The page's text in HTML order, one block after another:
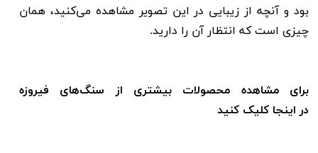
بود و آنچه از زیبایی در این تصویر مشاهده می‌کنید، همان
چیزی است که انتظار آن را دارید.
برای مشاهده محصولات بیشتری از سنگ‌های فیروزه
در اینجا کلیک کنید